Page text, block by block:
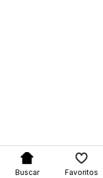
Buscar Favoritos